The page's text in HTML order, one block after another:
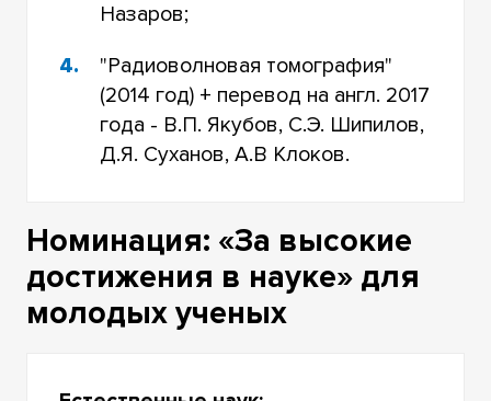
Назаров;
"Радиоволновая томография"
(2014 год) + перевод на англ. 2017
года - В.П. Якубов, С.Э. Шипилов,
Д.Я. Суханов, А.В Клоков.
Номинация: «За высокие
достижения в науке» для
молодых ученых